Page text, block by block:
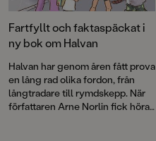
Fartfyllt och faktaspäckat i
ny bok om Halvan
Halvan har genom åren fått prova
en lång rad olika fordon, från
långtradare till rymdskepp. När
författaren Arne Norlin fick höra